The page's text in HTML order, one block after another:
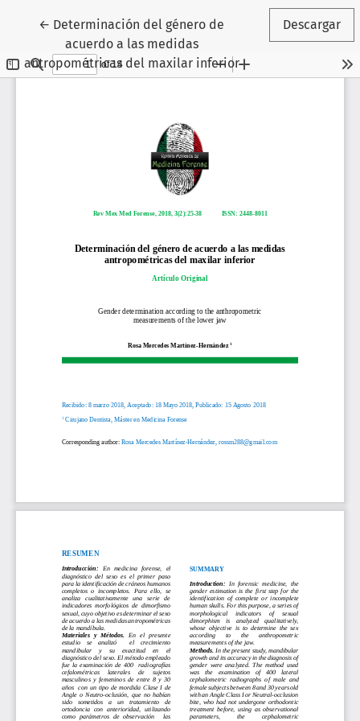
← Volver a los detalles del artículo
Determinación del género de
acuerdo a las medidas
antropométricas del maxilar inferior
Descargar